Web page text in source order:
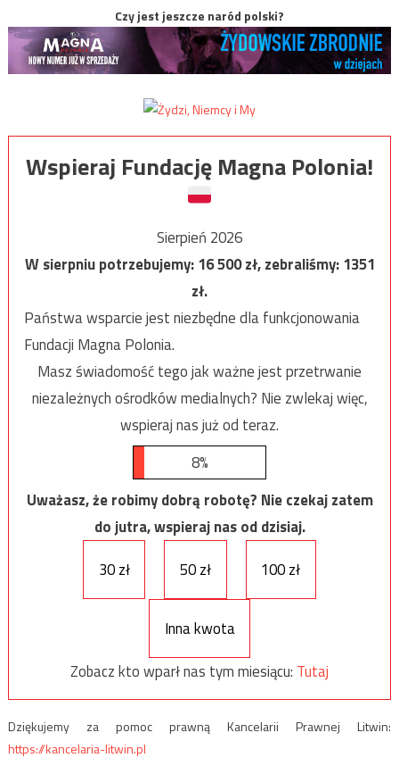
Czy jest jeszcze naród polski?
Wspieraj Fundację Magna Polonia!
Sierpień 2026
W sierpniu potrzebujemy:16 500zł, zebraliśmy:1351
zł.
Państwa wsparcie jest niezbędne dla funkcjonowania
Fundacji Magna Polonia.
Masz świadomość tego jak ważne jest przetrwanie
niezależnych ośrodków medialnych? Nie zwlekaj więc,
wspieraj nas już od teraz.
8%
Uważasz, że robimy dobrą robotę? Nie czekaj zatem
do jutra, wspieraj nas od dzisiaj.
30 zł
50 zł 100 zł
Inna kwota
Zobacz kto wparł nas tym miesiącu: Tutaj
Dziękujemy za pomoc prawną Kancelarii Prawnej Litwin:
https://kancelaria-litwin.pl